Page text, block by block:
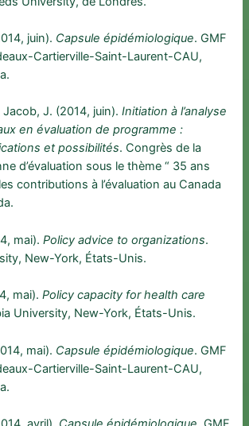
juin). Capsule épidémiologique. GMF
Cartierville-Saint-Laurent-CAU,
Jacob, J. (2014, juin).Initiation à l’analyse
en évaluation de programme :
et possibilités. Congrès de la
d’évaluation sous le thème “ 35 ans
contributions à l’évaluation au Canada
mai).Policy advice to organizations.
New-York, États-Unis.
mai).Policy capacity for health care
University, New-York, États-Unis.
mai). Capsule épidémiologique. GMF
Cartierville-Saint-Laurent-CAU,